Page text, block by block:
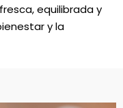
equilibrada y
y la